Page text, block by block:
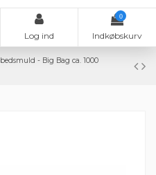
Log ind
0
Indkøbskurv
- Big Bag ca. 1000